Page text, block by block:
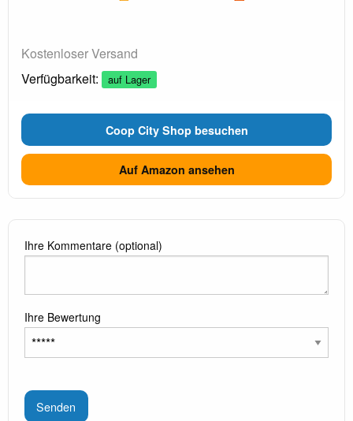
Kostenloser Versand
Verfügbarkeit:
auf Lager
Coop City Shop besuchen
Auf Amazon ansehen
Ihre Kommentare (optional)
Ihre Bewertung
Senden